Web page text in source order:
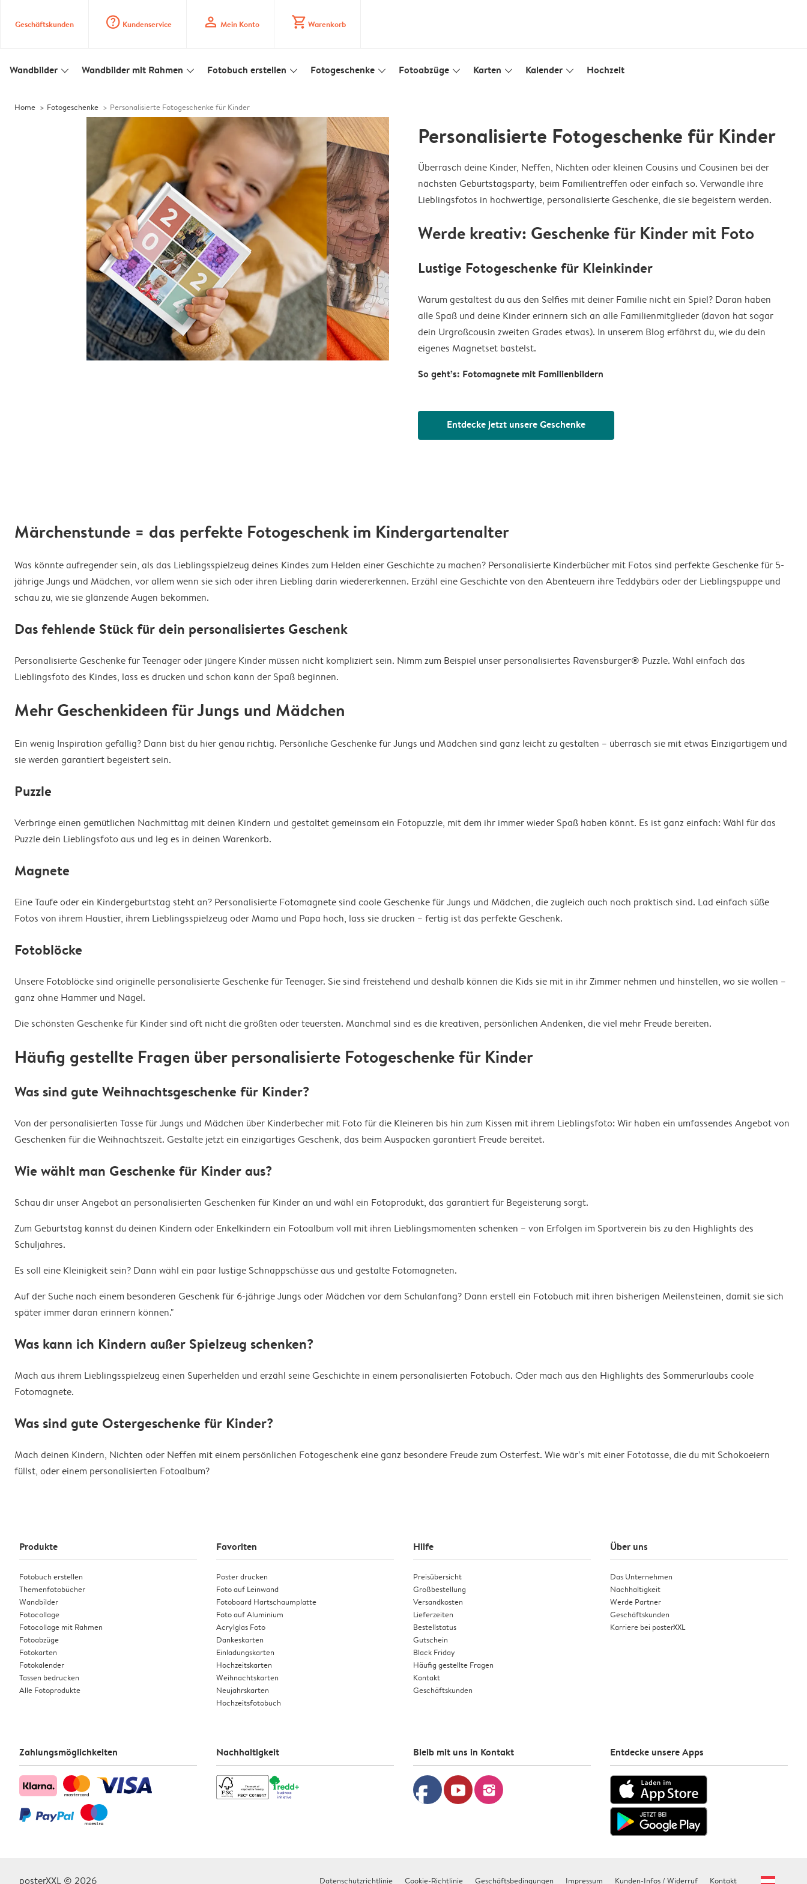
Geschäftskunden question_mark_circle Kundenservice profile Mein Konto shopping_cart Warenkorb
Wandbilder slim_arrow_down Wandbilder mit Rahmen slim_arrow_down Fotobuch erstellen slim_arrow_down Fotogeschenke slim_arrow_down Fotoabzüge slim_arrow_down Karten slim_arrow_down Kalender slim_arrow_down Hochzeit
Home Fotogeschenke Personalisierte Fotogeschenke für Kinder
Personalisierte Fotogeschenke für Kinder
Überrasch deine Kinder, Neffen, Nichten oder kleinen Cousins und Cousinen bei der
nächsten Geburtstagsparty, beim Familientreffen oder einfach so. Verwandle ihre
Lieblingsfotos in hochwertige, personalisierte Geschenke, die sie begeistern werden.
Werde kreativ: Geschenke für Kinder mit Foto
Lustige Fotogeschenke für Kleinkinder
Warum gestaltest du aus den Selfies mit deiner Familie nicht ein Spiel? Daran haben
alle Spaß und deine Kinder erinnern sich an alle Familienmitglieder (davon hat sogar
dein Urgroßcousin zweiten Grades etwas). In unserem Blog erfährst du, wie du dein
eigenes Magnetset bastelst.
So geht’s: Fotomagnete mit Familienbildern
Entdecke jetzt unsere Geschenke
Märchenstunde = das perfekte Fotogeschenk im Kindergartenalter
Was könnte aufregender sein, als das Lieblingsspielzeug deines Kindes zum Helden einer Geschichte zu machen? Personalisierte Kinderbücher mit Fotos sind perfekte Geschenke für 5-
jährige Jungs und Mädchen, vor allem wenn sie sich oder ihren Liebling darin wiedererkennen. Erzähl eine Geschichte von den Abenteuern ihre Teddybärs oder der Lieblingspuppe und
schau zu, wie sie glänzende Augen bekommen.
Das fehlende Stück für dein personalisiertes Geschenk
Personalisierte Geschenke für Teenager oder jüngere Kinder müssen nicht kompliziert sein. Nimm zum Beispiel unser personalisiertes Ravensburger®️ Puzzle. Wähl einfach das
Lieblingsfoto des Kindes, lass es drucken und schon kann der Spaß beginnen.
Mehr Geschenkideen für Jungs und Mädchen
Ein wenig Inspiration gefällig? Dann bist du hier genau richtig. Persönliche Geschenke für Jungs und Mädchen sind ganz leicht zu gestalten – überrasch sie mit etwas Einzigartigem und
sie werden garantiert begeistert sein.
Puzzle
Verbringe einen gemütlichen Nachmittag mit deinen Kindern und gestaltet gemeinsam ein Fotopuzzle, mit dem ihr immer wieder Spaß haben könnt. Es ist ganz einfach: Wähl für das
Puzzle dein Lieblingsfoto aus und leg es in deinen Warenkorb.
Magnete
Eine Taufe oder ein Kindergeburtstag steht an? Personalisierte Fotomagnete sind coole Geschenke für Jungs und Mädchen, die zugleich auch noch praktisch sind. Lad einfach süße
Fotos von ihrem Haustier, ihrem Lieblingsspielzeug oder Mama und Papa hoch, lass sie drucken – fertig ist das perfekte Geschenk.
Fotoblöcke
Unsere Fotoblöcke sind originelle personalisierte Geschenke für Teenager. Sie sind freistehend und deshalb können die Kids sie mit in ihr Zimmer nehmen und hinstellen, wo sie wollen –
ganz ohne Hammer und Nägel.
Die schönsten Geschenke für Kinder sind oft nicht die größten oder teuersten. Manchmal sind es die kreativen, persönlichen Andenken, die viel mehr Freude bereiten.
Häufig gestellte Fragen über personalisierte Fotogeschenke für Kinder
Was sind gute Weihnachtsgeschenke für Kinder?
Von der personalisierten Tasse für Jungs und Mädchen über Kinderbecher mit Foto für die Kleineren bis hin zum Kissen mit ihrem Lieblingsfoto: Wir haben ein umfassendes Angebot von
Geschenken für die Weihnachtszeit. Gestalte jetzt ein einzigartiges Geschenk, das beim Auspacken garantiert Freude bereitet.
Wie wählt man Geschenke für Kinder aus?
Schau dir unser Angebot an personalisierten Geschenken für Kinder an und wähl ein Fotoprodukt, das garantiert für Begeisterung sorgt.
Zum Geburtstag kannst du deinen Kindern oder Enkelkindern ein Fotoalbum voll mit ihren Lieblingsmomenten schenken – von Erfolgen im Sportverein bis zu den Highlights des
Schuljahres.
Es soll eine Kleinigkeit sein? Dann wähl ein paar lustige Schnappschüsse aus und gestalte Fotomagneten.
Auf der Suche nach einem besonderen Geschenk für 6-jährige Jungs oder Mädchen vor dem Schulanfang? Dann erstell ein Fotobuch mit ihren bisherigen Meilensteinen, damit sie sich
später immer daran erinnern können."
Was kann ich Kindern außer Spielzeug schenken?
Mach aus ihrem Lieblingsspielzeug einen Superhelden und erzähl seine Geschichte in einem personalisierten Fotobuch. Oder mach aus den Highlights des Sommerurlaubs coole
Fotomagnete.
Was sind gute Ostergeschenke für Kinder?
Mach deinen Kindern, Nichten oder Neffen mit einem persönlichen Fotogeschenk eine ganz besondere Freude zum Osterfest. Wie wär’s mit einer Fototasse, die du mit Schokoeiern
füllst, oder einem personalisierten Fotoalbum?
Produkte
Fotobuch erstellen
Themenfotobücher
Wandbilder
Fotocollage
Fotocollage mit Rahmen
Fotoabzüge
Fotokarten
Fotokalender
Tassen bedrucken
Alle Fotoprodukte
Favoriten
Poster drucken
Foto auf Leinwand
Fotoboard Hartschaumplatte
Foto auf Aluminium
Acrylglas Foto
Dankeskarten
Einladungskarten
Hochzeitskarten
Weihnachtskarten
Neujahrskarten
Hochzeitsfotobuch
Hilfe
Preisübersicht
Großbestellung
Versandkosten
Lieferzeiten
Bestellstatus
Gutschein
Black Friday
Häufig gestellte Fragen
Kontakt
Geschäftskunden
Über uns
Das Unternehmen
Nachhaltigkeit
Werde Partner
Geschäftskunden
Karriere bei posterXXL
Zahlungsmöglichkeiten Nachhaltigkeit Bleib mit uns in Kontakt
facebook youtube instagram
Entdecke unsere Apps
posterXXL © 2026 Datenschutzrichtlinie Cookie-Richtlinie Geschäftsbedingungen Impressum Kunden-Infos / Widerruf Kontakt